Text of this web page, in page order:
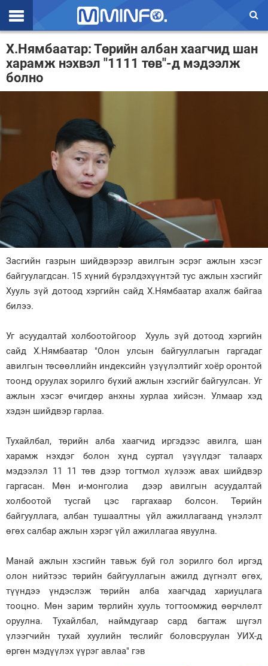
Эхлэл
Цаг агаар
Валют ханш
Спорт
Нийгэм
Энтертайнмэнт
Зурхай
Х.Нямбаатар: Төрийн албан хаагчид шан
харамж нэхвэл "1111 төв"-д мэдээлж
болно
Засгийн газрын шийдвэрээр авилгын эсрэг ажлын хэсэг
байгуулагдсан. 15 хүний бүрэлдэхүүнтэй тус ажлын хэсгийг
Хууль зүй дотоод хэргийн сайд Х.Нямбаатар ахалж байгаа
билээ.
Уг асуудалтай холбоотойгоор Хууль зүй дотоод хэргийн
сайд Х.Нямбаатар "Олон улсын байгууллагын гаргадаг
авилгын төсөөллийн индексийн үзүүлэлтийг хоёр оронтой
тоонд оруулах зорилго бүхий ажлын хэсгийг байгуулсан. Уг
ажлын хэсэг өчигдөр анхны хурлаа хийсэн. Улмаар хэд
хэдэн шийдвэр гарлаа.
Тухайлбал, төрийн алба хаагчид иргэдээс авилга, шан
харамж нэхдэг болон хүнд суртал үзүүлдэг талаарх
мэдээлэл 11 11 төв дээр тогтмол хүлээж авах шийдвэр
гаргасан. Мөн и-монголиа дээр авилгын асуудалтай
холбоотой тусгай цэс гаргахаар болсон. Төрийн
байгууллага, албан тушаалтны үйл ажиллагаанд үнэлэлт
өгөх салбар ажлын хэрэг үйл ажиллагаа явуулна.
Манай ажлын хэсгийн тавьж буй гол зорилго бол иргэд
олон нийтээс төрийн байгууллагын ажилд дүгнэлт өгөх,
түүндээ үндэслэж төрийн алба хаагчдад хариуцлага
тооцно. Мөн зарим төрлийн хууль тогтоомжид өөрчлөлт
оруулна. Тухайлбал, наймдугаар сард багтаж шүгэл
үлээгчийн тухай хуулийн төслийг боловсруулан УИХ-д
өргөн мэдүүлэх үүрэг авлаа" гэв